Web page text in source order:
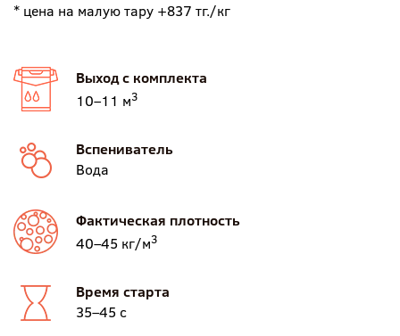
* цена на малую тару +837 тг./кг
Выход с комплекта
10–11 м3
Вспениватель
Вода
Фактическая плотность
40–45 кг/м3
Время старта
35–45 с